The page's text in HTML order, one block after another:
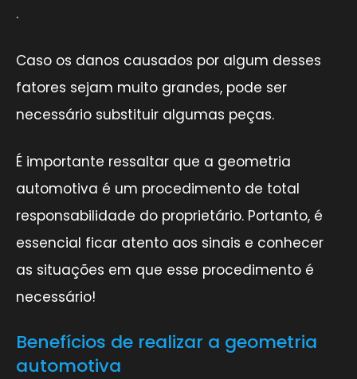
.
Caso os danos causados por algum desses
fatores sejam muito grandes, pode ser
necessário substituir algumas peças.
É importante ressaltar que a geometria
automotiva é um procedimento de total
responsabilidade do proprietário. Portanto, é
essencial ficar atento aos sinais e conhecer
as situações em que esse procedimento é
necessário!
Benefícios de realizar a geometria
automotiva